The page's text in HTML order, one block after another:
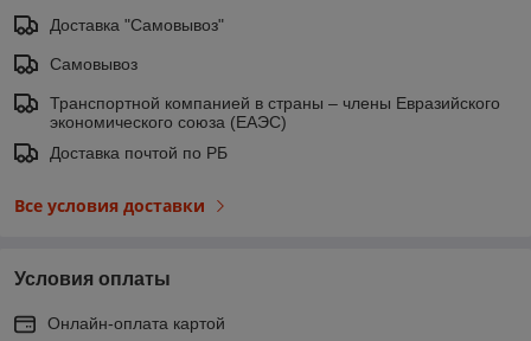
Доставка "Самовывоз"
Самовывоз
Транспортной компанией в страны – члены Евразийского
экономического союза (ЕАЭС)
Доставка почтой по РБ
Все условия доставки
Условия оплаты
Онлайн-оплата картой